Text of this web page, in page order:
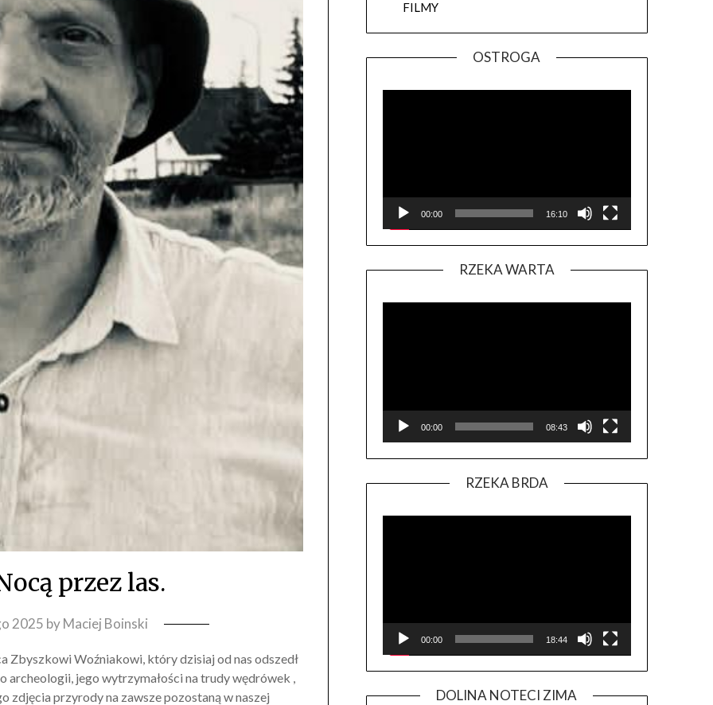
przez las.
2025 byMaciej Boinski
Zbyszkowi Woźniakowi, który dzisiaj od nas odszedł
jego wytrzymałości na trudy wędrówek ,
zdjęcia przyrody na zawsze pozostaną w naszej
FILMY
OSTROGA
00:00 16:10
RZEKA WARTA
00:00 08:43
RZEKA BRDA
00:00 18:44
DOLINA NOTECI ZIMA